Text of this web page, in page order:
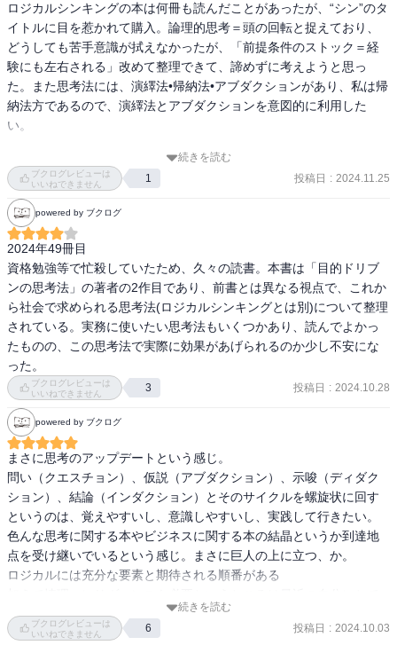
▼思考の流れのフォーマット
帰納法でさまざまなサンプルを集め、そこから前提を作る
→前提をもとに演繹法で結論を拡大していく
※しかしそれだけだと再現性は高いがコモディティ化に陥る可能性
がある
想の拡大や飛躍をさせる
※アブダクションはロジックを飛躍するため、斬新ではあるが論証
の確からしさが損なわれる可能性が高い
↑これらを活用して思考すると良い
▼すべき考え方
「あえて自分に批判になって、改善のサイクルを自分で回せるよう
になろう」
「いいとこ取りの私淑で、周りの人物を観察して真似してみよう」
「量質転化の考えで仕事や日常で鍛錬の場数をどんどん稼いでいこ
ロジカルシンキングの本は何冊も読んだことがあったが、“シン”のタ
イトルに目を惹かれて購入。論理的思考＝頭の回転と捉えており、
どうしても苦手意識が拭えなかったが、「前提条件のストック＝経
験にも左右される」改めて整理できて、諦めずに考えようと思っ
た。また思考法には、演繹法•帰納法•アブダクションがあり、私は帰
納法方であるので、演繹法とアブダクションを意図的に利用した
い。
「思考スピードは必ずしも頭の回転によるものではなく、前提条件
のストックをどれほど持っているかにも大きく左右される」
「思考には、論証と発見の２つがある」
「演繹法→手持ちの情報が持つポテンシャルを引き出し、最大限の
有効活用がてきる。帰納法→個別のサンプルを観察•収集すること
で、一般性の高い結論を導くことがでにる。アブダクション→まっ
たく新しい仮説の発見が可能にしてくれる。」
「語りの真実とは、ロゴス（論理→誰もが理解できる筋道立った語
り）•パトス（情熱→内面の価値観•思いを乗せた語り）•エートス
（信頼→相手からの信頼を得る誠実な語り）」
続きを読む
ブクログレビューは
いいねできません
1 投稿日 : 2024.11.25
powered by ブクログ
2024年49冊目
資格勉強等で忙殺していたため、久々の読書。本書は「目的ドリブ
ンの思考法」の著者の2作目であり、前書とは異なる視点で、これか
ら社会で求められる思考法(ロジカルシンキングとは別)について整理
されている。実務に使いたい思考法もいくつかあり、読んでよかっ
たものの、この思考法で実際に効果があげられるのか少し不安にな
った。
ブクログレビューは
いいねできません
3 投稿日 : 2024.10.28
powered by ブクログ
まさに思考のアップデートという感じ。
問い（クエスチョン）、仮説（アブダクション）、示唆（ディダク
ション）、結論（インダクション）とそのサイクルを螺旋状に回す
というのは、覚えやすいし、意識しやすいし、実践して行きたい。
色んな思考に関する本やビジネスに関する本の結晶というか到達地
点を受け継いでいるという感じ。まさに巨人の上に立つ、か。
ロジカルには充分な要素と期待される順番がある
もヒットした。
他者の仮説を頭ごなしに否定するのではなく、筋を通す可能性を考
続きを読む
ブクログレビューは
いいねできません
6 投稿日 : 2024.10.03